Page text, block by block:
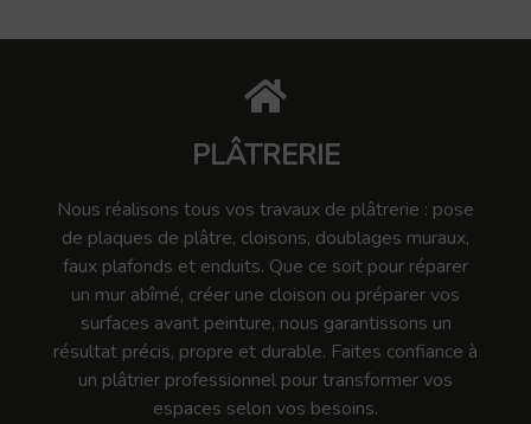
PLÂTRERIE
Nous réalisons tous vos travaux de plâtrerie : pose
de plaques de plâtre, cloisons, doublages muraux,
faux plafonds et enduits. Que ce soit pour réparer
un mur abîmé, créer une cloison ou préparer vos
surfaces avant peinture, nous garantissons un
résultat précis, propre et durable. Faites confiance à
un plâtrier professionnel pour transformer vos
espaces selon vos besoins.